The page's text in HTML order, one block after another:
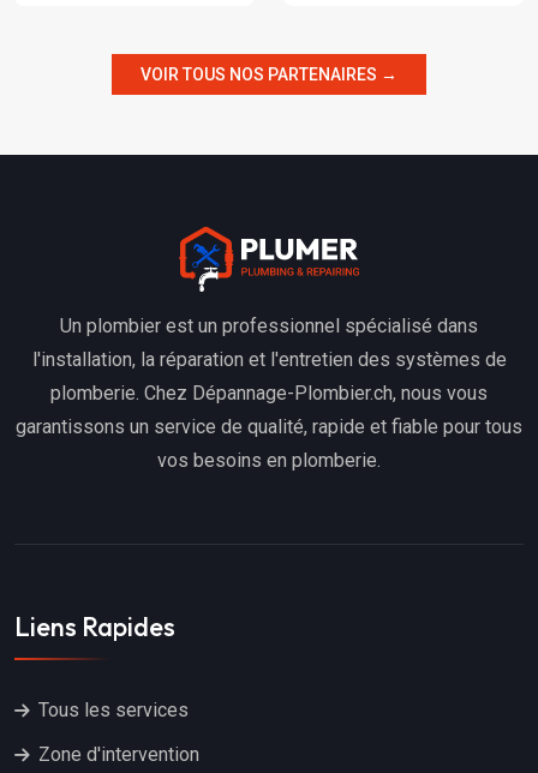
VOIR TOUS NOS PARTENAIRES →
Un plombier est un professionnel spécialisé dans
l'installation, la réparation et l'entretien des systèmes de
plomberie. Chez Dépannage-Plombier.ch, nous vous
garantissons un service de qualité, rapide et fiable pour tous
vos besoins en plomberie.
Liens Rapides
Tous les services
Zone d'intervention